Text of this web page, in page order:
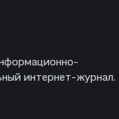
интернет-журнал.